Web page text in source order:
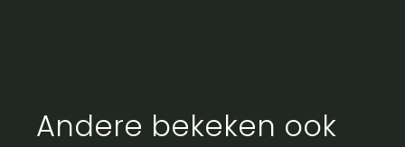
Andere bekeken ook